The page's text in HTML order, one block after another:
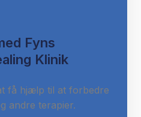
Fyns
Klinik
få hjælp til at forbedre
andre terapier.